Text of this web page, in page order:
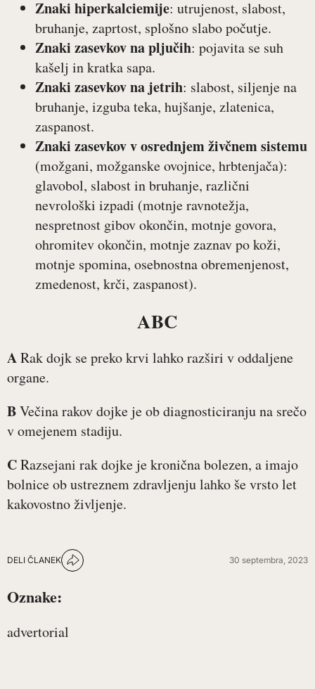
Znaki hiperkalciemije: utrujenost, slabost,
bruhanje, zaprtost, splošno slabo počutje.
Znaki zasevkov na pljučih: pojavita se suh
kašelj in kratka sapa.
Znaki zasevkov na jetrih: slabost, siljenje na
bruhanje, izguba teka, hujšanje, zlatenica,
zaspanost.
Znaki zasevkov v osrednjem živčnem sistemu
(možgani, možganske ovojnice, hrbtenjača):
glavobol, slabost in bruhanje, različni
nevrološki izpadi (motnje ravnotežja,
nespretnost gibov okončin, motnje govora,
ohromitev okončin, motnje zaznav po koži,
motnje spomina, osebnostna obremenjenost,
zmedenost, krči, zaspanost).
ABC
ARak dojk se preko krvi lahko razširi v oddaljene
organe.
BVečina rakov dojke je ob diagnosticiranju na srečo
v omejenem stadiju.
CRazsejani rak dojke je kronična bolezen, a imajo
bolnice ob ustreznem zdravljenju lahko še vrsto let
kakovostno življenje.
DELI ČLANEK 30 septembra, 2023
Oznake:
advertorial